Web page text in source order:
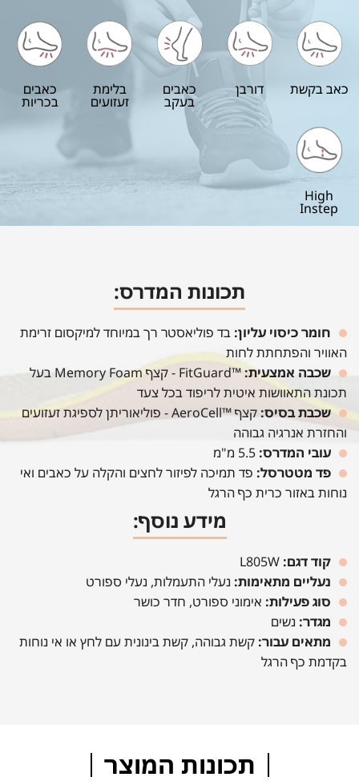
כאב בקשת דורבן כאבים
בעקב
בלימת
זעזועים
כאבים
בכריות
High
Instep
תכונות המדרס:
חומר כיסוי עליון: בד פוליאסטר רך במיוחד למיקסום זרימת
האוויר והפתחתת לחות
שכבה אמצעית:
™FitGuard - קצף Memory Foam בעל
תכונת התאוושות איטית לריפוד בכל צעד
שכבת בסיס:
קצף ™AeroCell - פוליאוריתן לספיגת זעזועים
והחזרת אנרגיה גבוהה
עובי המדרס:
פד מטטרסל: פד תמיכה לפיזור לחצים והקלה על כאבים ואי
נוחות באזור כרית כף הרגל
מידע נוסף:
קוד דגם:
נעליים מתאימות: נעלי התעמלות, נעלי ספורט
סוג פעילות: אימוני ספורט, חדר כושר
מגדר: נשים
מתאים עבור: קשת גבוהה, קשת בינונית עם לחץ או אי נוחות
בקדמת כף הרגל
תכונות המוצר